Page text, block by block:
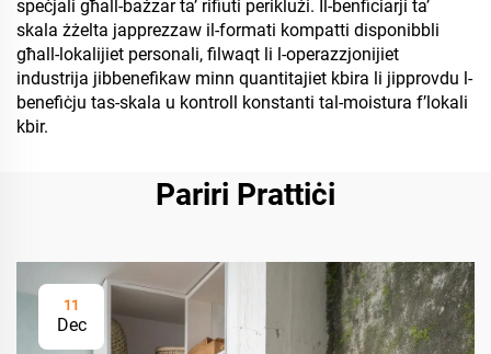
speċjali għall-bażzar ta’ rifiuti periklużi. Il-benficiarji ta’
skala żżelta japprezzaw il-formati kompatti disponibbli
għall-lokalijiet personali, filwaqt li l-operazzjonijiet
industrija jibbenefikaw minn quantitajiet kbira li jipprovdu l-
benefiċju tas-skala u kontroll konstanti tal-moistura f’lokali
kbir.
Pariri Prattiċi
11
Dec